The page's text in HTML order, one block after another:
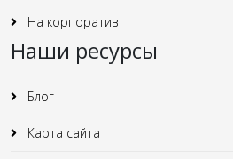
На корпоратив
Наши ресурсы
Блог
Карта сайта